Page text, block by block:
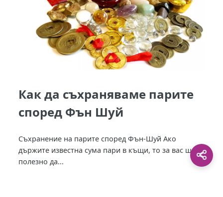
Как да съхраняваме парите
според Фън Шуй
Съхранение на парите според Фън-Шуй Ако
държите известна сума пари в къщи, то за вас ще е
полезно да...